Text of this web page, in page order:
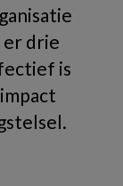
er drie
is